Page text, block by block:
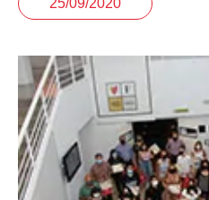
25/09/2020